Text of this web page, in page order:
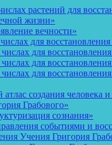
растений для
жизни»
вечности»
для восстановления
для
для
для
создания человека
Грабового»
сознания»
событиями и
Учения Григория